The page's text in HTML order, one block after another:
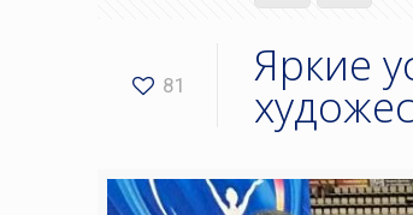
81 Яркие